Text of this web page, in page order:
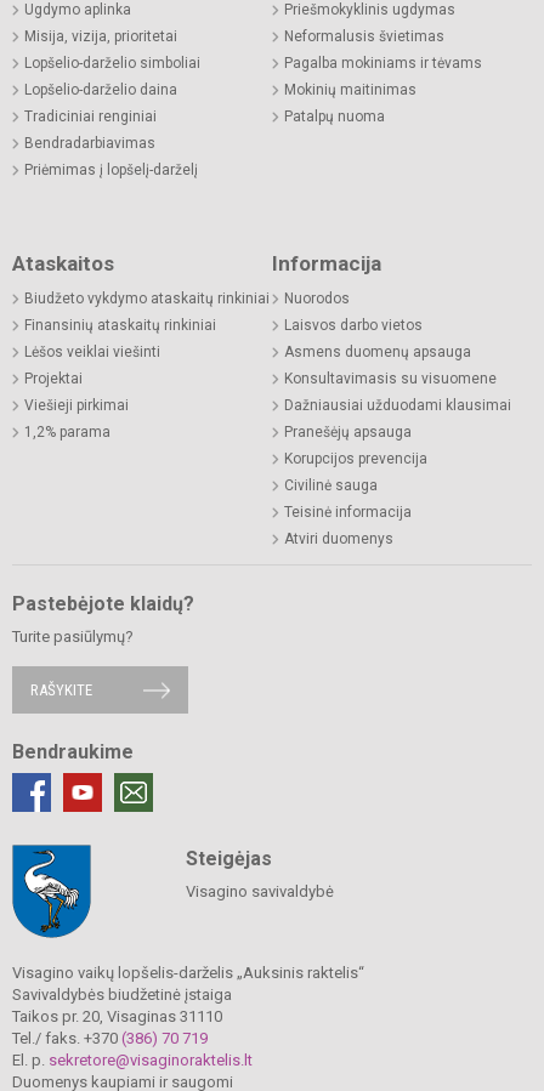
Ugdymo aplinka
Misija, vizija, prioritetai
Lopšelio-darželio simboliai
Lopšelio-darželio daina
Tradiciniai renginiai
Bendradarbiavimas
Priėmimas į lopšelį-darželį
Priešmokyklinis ugdymas
Neformalusis švietimas
Pagalba mokiniams ir tėvams
Mokinių maitinimas
Patalpų nuoma
Ataskaitos
Biudžeto vykdymo ataskaitų rinkiniai
Finansinių ataskaitų rinkiniai
Lėšos veiklai viešinti
Projektai
Viešieji pirkimai
1,2% parama
Informacija
Nuorodos
Laisvos darbo vietos
Asmens duomenų apsauga
Konsultavimasis su visuomene
Dažniausiai užduodami klausimai
Pranešėjų apsauga
Korupcijos prevencija
Civilinė sauga
Teisinė informacija
Atviri duomenys
Pastebėjote klaidų?
Turite pasiūlymų?
RAŠYKITE
Bendraukime
Steigėjas
Visagino savivaldybė
Visagino vaikų lopšelis-darželis „Auksinis raktelis“
Savivaldybės biudžetinė įstaiga
Taikos pr. 20, Visaginas 31110
Tel./ faks. +370 (386) 70 719
El. p. sekretore@visaginoraktelis.lt
Duomenys kaupiami ir saugomi